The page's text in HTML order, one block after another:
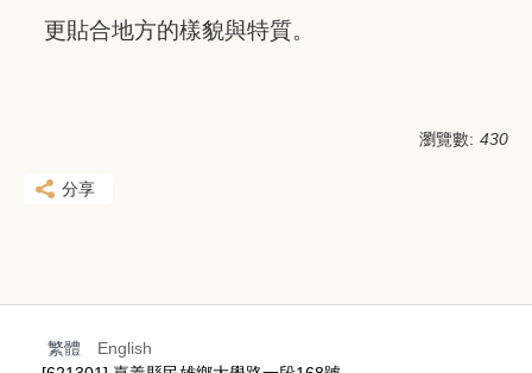
更貼合地方的樣貌與特質。
瀏覽數: 430
分享
繁體
English